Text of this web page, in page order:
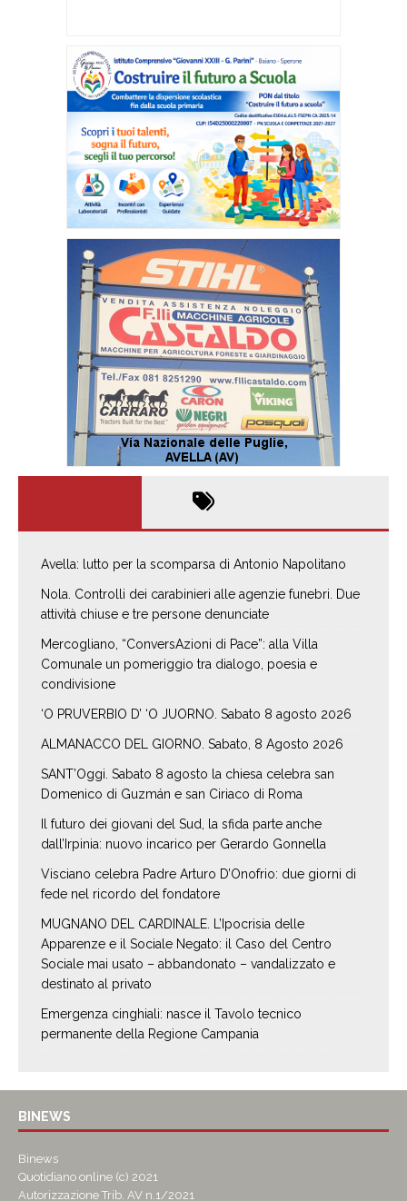
Avella: lutto per la scomparsa di Antonio Napolitano
Nola. Controlli dei carabinieri alle agenzie funebri. Due
attività chiuse e tre persone denunciate
Mercogliano, “ConversAzioni di Pace”: alla Villa
Comunale un pomeriggio tra dialogo, poesia e
condivisione
‘O PRUVERBIO D’ ‘O JUORNO. Sabato 8 agosto 2026
ALMANACCO DEL GIORNO. Sabato, 8 Agosto 2026
SANT’Oggi. Sabato 8 agosto la chiesa celebra san
Domenico di Guzmán e san Ciriaco di Roma
Il futuro dei giovani del Sud, la sfida parte anche
dall’Irpinia: nuovo incarico per Gerardo Gonnella
Visciano celebra Padre Arturo D’Onofrio: due giorni di
fede nel ricordo del fondatore
MUGNANO DEL CARDINALE. L’Ipocrisia delle
Apparenze e il Sociale Negato: il Caso del Centro
Sociale mai usato – abbandonato – vandalizzato e
destinato al privato
Emergenza cinghiali: nasce il Tavolo tecnico
permanente della Regione Campania
BINEWS
Binews
Quotidiano online (c) 2021
Autorizzazione Trib. AV n.1/2021